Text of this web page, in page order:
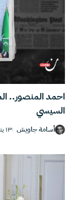
احمد المنصور..
السيسي
أسامة جاويش ١٣ يناير ,٢٠٢٥